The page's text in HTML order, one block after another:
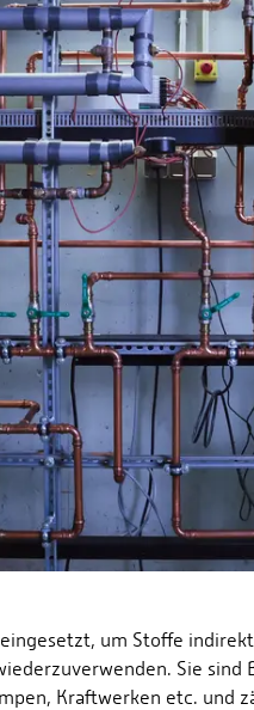
um Stoffe
Sie sind
Kraftwerken etc. und